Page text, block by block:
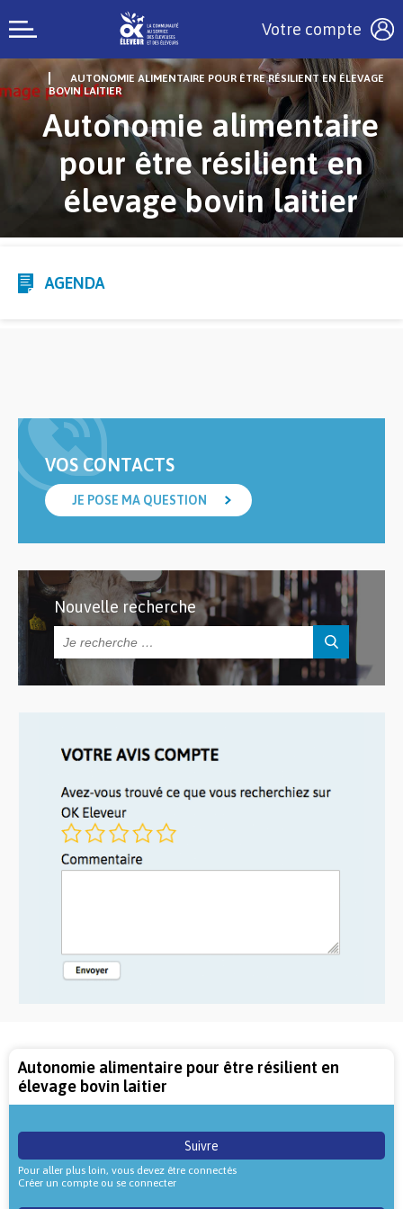
Votre compte
AUTONOMIE ALIMENTAIRE POUR ÊTRE RÉSILIENT EN ÉLEVAGE
BOVIN LAITIER
Autonomie alimentaire
pour être résilient en
élevage bovin laitier
AGENDA
VOS CONTACTS
JE POSE MA QUESTION
Nouvelle recherche
Autonomie alimentaire pour être résilient en
élevage bovin laitier
Suivre
Pour aller plus loin, vous devez être connectés
Créer un compte ou se connecter